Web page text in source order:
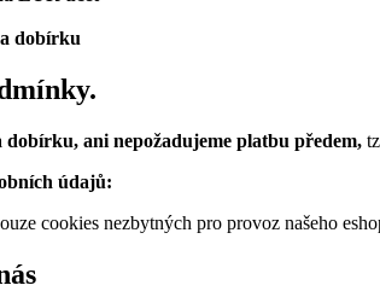
dobírku
dobírku, ani nepožadujeme platbu předem,
údajů:
cookies nezbytných pro provoz našeho